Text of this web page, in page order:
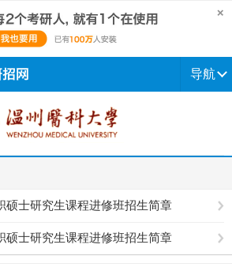
导航
硕士研究生课程进修班招生简章
硕士研究生课程进修班招生简章